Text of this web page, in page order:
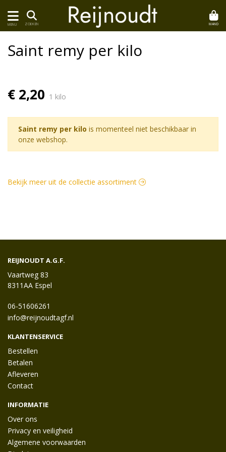
MENU ZOEKEN MAND
Saint remy per kilo
€ 2,20 1 kilo
Saint remy per kilo is momenteel niet beschikbaar in
onze webshop.
Bekijk meer uit de collectie assortiment
REIJNOUDT A.G.F.
Vaartweg 83
8311AA Espel
06-51606261
info@reijnoudtagf.nl
KLANTENSERVICE
Bestellen
Betalen
Afleveren
Contact
INFORMATIE
Over ons
Privacy en veiligheid
Algemene voorwaarden